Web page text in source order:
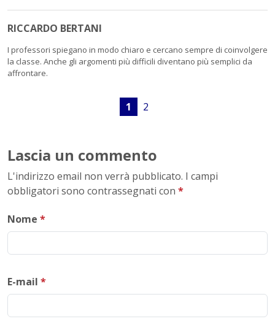
RICCARDO BERTANI
I professori spiegano in modo chiaro e cercano sempre di coinvolgere
la classe. Anche gli argomenti più difficili diventano più semplici da
affrontare.
1 2
Lascia un commento
L'indirizzo email non verrà pubblicato. I campi
obbligatori sono contrassegnati con *
Nome *
E-mail *